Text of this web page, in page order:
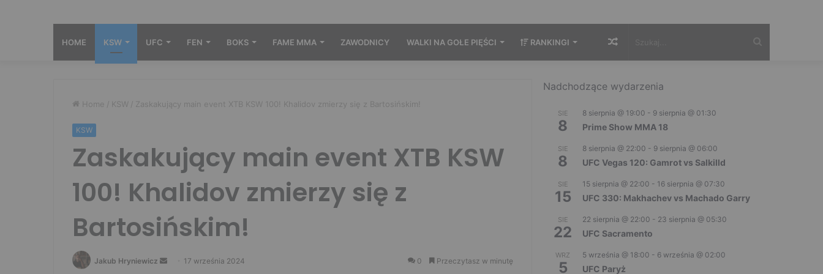
HOME KSW UFC FEN BOKS FAME MMA ZAWODNICY WALKI NA GOŁE PIĘŚCI RANKINGI Losowy
Home / KSW / Zaskakujący main event XTB KSW 100! Khalidov zmierzy się z Bartosińskim!
KSW
Zaskakujący main event XTB KSW
100! Khalidov zmierzy się z
Bartosińskim!
Jakub Hryniewicz
Send 17 września 2024 0 Przeczytasz w minutę
Nadchodzące wydarzenia
SIE
8
8 sierpnia @ 19:00 - 9 sierpnia @ 01:30
Prime Show MMA 18
SIE
8
8 sierpnia @ 22:00 - 9 sierpnia @ 06:00
UFC Vegas 120: Gamrot vs Salkilld
SIE
15
15 sierpnia @ 22:00 - 16 sierpnia @ 07:30
UFC 330: Makhachev vs Machado Garry
SIE
22
22 sierpnia @ 22:00 - 23 sierpnia @ 05:30
UFC Sacramento
WRZ
5
5 września @ 18:00 - 6 września @ 02:00
UFC Paryż